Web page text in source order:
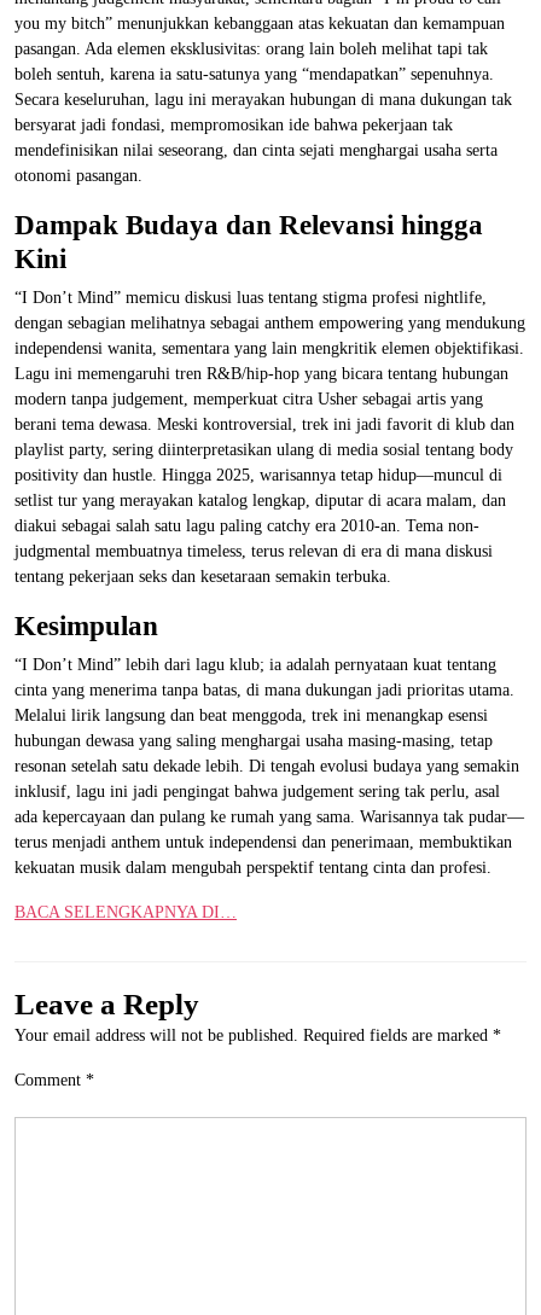
you my bitch” menunjukkan kebanggaan atas kekuatan dan kemampuan
pasangan. Ada elemen eksklusivitas: orang lain boleh melihat tapi tak
boleh sentuh, karena ia satu-satunya yang “mendapatkan” sepenuhnya.
Secara keseluruhan, lagu ini merayakan hubungan di mana dukungan tak
bersyarat jadi fondasi, mempromosikan ide bahwa pekerjaan tak
mendefinisikan nilai seseorang, dan cinta sejati menghargai usaha serta
otonomi pasangan.
Dampak Budaya dan Relevansi hingga
Kini
“I Don’t Mind” memicu diskusi luas tentang stigma profesi nightlife,
dengan sebagian melihatnya sebagai anthem empowering yang mendukung
independensi wanita, sementara yang lain mengkritik elemen objektifikasi.
Lagu ini memengaruhi tren R&B/hip-hop yang bicara tentang hubungan
modern tanpa judgement, memperkuat citra Usher sebagai artis yang
berani tema dewasa. Meski kontroversial, trek ini jadi favorit di klub dan
playlist party, sering diinterpretasikan ulang di media sosial tentang body
positivity dan hustle. Hingga 2025, warisannya tetap hidup—muncul di
setlist tur yang merayakan katalog lengkap, diputar di acara malam, dan
diakui sebagai salah satu lagu paling catchy era 2010-an. Tema non-
judgmental membuatnya timeless, terus relevan di era di mana diskusi
tentang pekerjaan seks dan kesetaraan semakin terbuka.
Kesimpulan
“I Don’t Mind” lebih dari lagu klub; ia adalah pernyataan kuat tentang
cinta yang menerima tanpa batas, di mana dukungan jadi prioritas utama.
Melalui lirik langsung dan beat menggoda, trek ini menangkap esensi
hubungan dewasa yang saling menghargai usaha masing-masing, tetap
resonan setelah satu dekade lebih. Di tengah evolusi budaya yang semakin
inklusif, lagu ini jadi pengingat bahwa judgement sering tak perlu, asal
ada kepercayaan dan pulang ke rumah yang sama. Warisannya tak pudar—
terus menjadi anthem untuk independensi dan penerimaan, membuktikan
kekuatan musik dalam mengubah perspektif tentang cinta dan profesi.
BACA SELENGKAPNYA DI…
Leave a Reply
Your email address will not be published. Required fields are marked *
Comment *